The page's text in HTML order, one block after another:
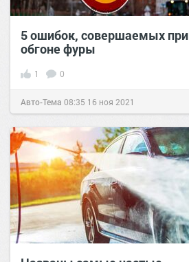
5 ошибок, совершаемых при
обгоне фуры
1 0
Авто-Тема 08:35 16 ноя 2021